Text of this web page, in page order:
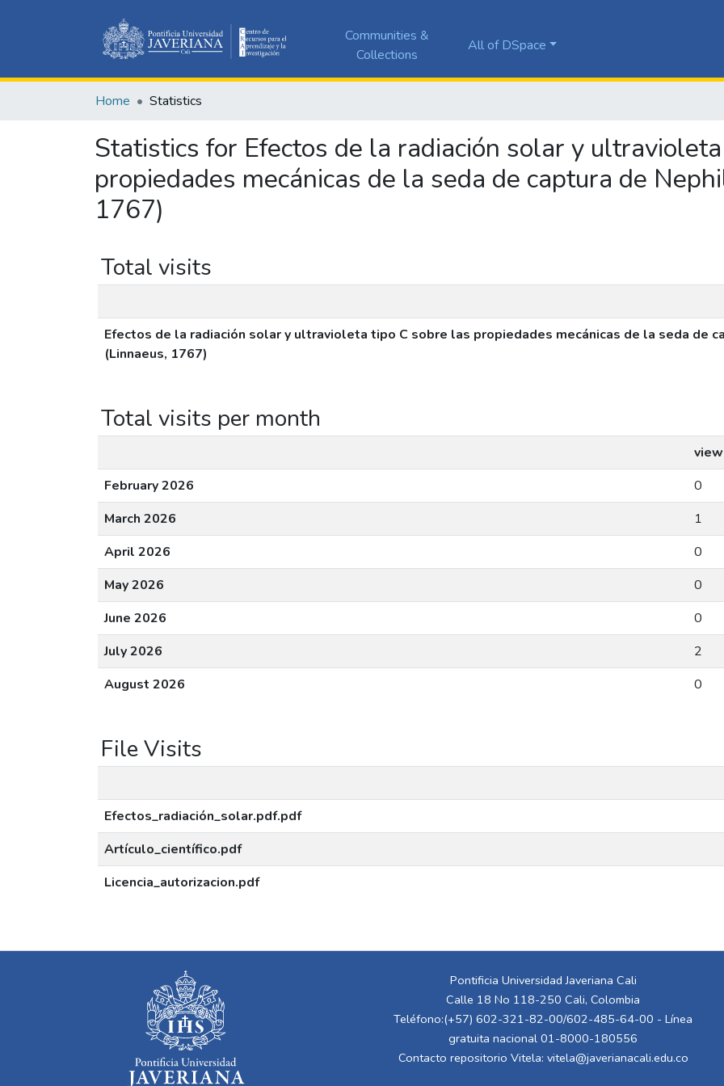
Communities &
Collections
All of DSpace
Home Statistics
Statistics for Efectos de la radiación solar y
propiedades mecánicas de la seda de captura de
1767)
Total visits
Efectos de la radiación solar y ultravioleta tipo C sobre las propiedades mecánicas de la seda de
(Linnaeus, 1767)
Total visits per month
February 2026
0
March 2026
1
April 2026
0
May 2026
0
June 2026
0
July 2026
2
August 2026
0
File Visits
Efectos_radiación_solar.pdf.pdf
Artículo_científico.pdf
Licencia_autorizacion.pdf
Pontificia Universidad Javeriana Cali
Calle 18 No 118-250 Cali, Colombia
Teléfono:(+57) 602-321-82-00/602-485-64-00 - Línea
gratuita nacional 01-8000-180556
Contacto repositorio Vitela: vitela@javerianacali.edu.co